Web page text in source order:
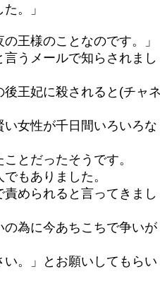
。」
王様のことなのです。」
うメールで知らされまし
王妃に殺されると(チャ
女性が千日間いろいろな
とだったそうです。
もありました。
められると言ってきまし
の為に今あちこちで争いが
。」とお願いしてもらい